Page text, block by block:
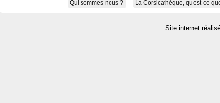
Qui sommes-nous ? La Corsicathèque, qu'est-ce
Site internet